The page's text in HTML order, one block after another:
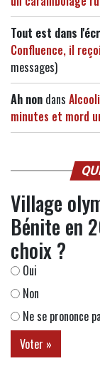
Tout est dans
Confluence, il
messages)
Ah non dans
minutes et mord
Village
Bénite en
choix ?
Oui
Non
Ne se prononce